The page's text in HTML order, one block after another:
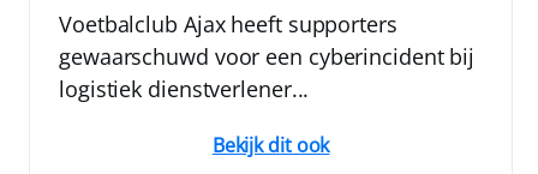
Voetbalclub Ajax heeft supporters
gewaarschuwd voor een cyberincident bij
logistiek dienstverlener...
Bekijk dit ook